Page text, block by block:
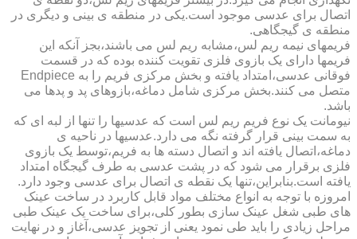
اتصال برای عدسی موجود است.یکی در منطقه ی بینی و دیگری در
منطقه ی گیجگاهی.
فریمهای نیمه ریم لس،مشابه ریم لس می باشند،بجز آنکه این
فریمها دارای یک بازوی فلزی تقویت کننده بوده که در قسمت
فوقانی عدسی،امتداد یافته و بخش مرکزی فریم را به Endpiece
متصل می کنند.بخش مرکزی شامل دماغه،بازوهای پد و پدها می
باشد.
نیومانت یک نوع فریم ریم لس است که عدسیها را تنها از لبه ای که
به سمت بینی قرار گرفته نگه می دارد.عدسیها در ناحیه ی
دماغه،اتصال یافته اند و اتصال دسته ها به فریم،توسط یک بازوی
فلزی برقرار می شود که در پشت عدسی به طرف گیجگاه امتداد
یافته است.بنابراین،تنها یک نقطه ی اتصال برای عدسی وجود دارد.
امروزه با توجه به انواع مختلف مواد قابل کاربرد در ساخت عینک
های طبی شغل عینک سازی بطور کلی،برای ساخت یک عینک طبی
مراحل زیادی را باید طی نمود یعنی از تجویز عدسی،آغاز و در نهایت